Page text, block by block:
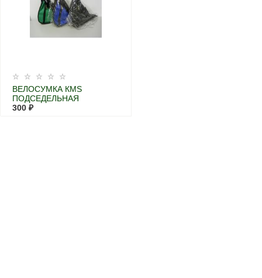
ВЕЛОСУМКА КМS
ПОДСЕДЕЛЬНАЯ
300 ₽